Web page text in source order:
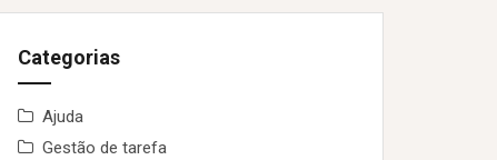
Categorias
Ajuda
Gestão de tarefa